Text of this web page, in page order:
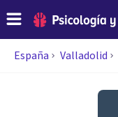
España Valladolid